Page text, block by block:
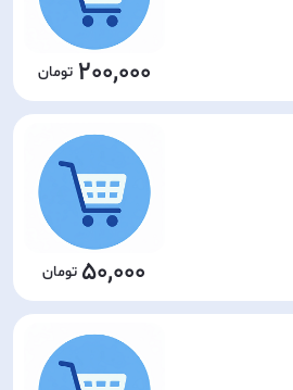
200,000
50,000